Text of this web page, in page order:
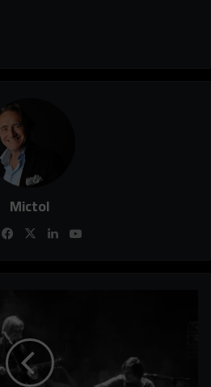
Mictol
WebsiteFacebook
X Linkedin